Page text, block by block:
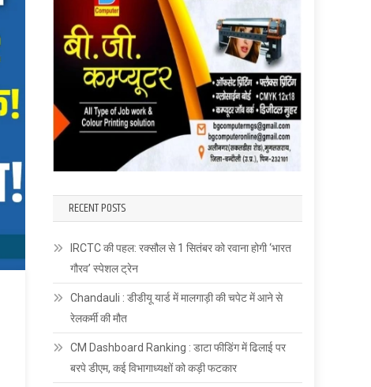
RECENT POSTS
IRCTC की पहल: रक्सौल से 1 सितंबर को रवाना होगी ‘भारत
गौरव’ स्पेशल ट्रेन
Chandauli : डीडीयू यार्ड में मालगाड़ी की चपेट में आने से
रेलकर्मी की मौत
CM Dashboard Ranking : डाटा फीडिंग में ढिलाई पर
बरपे डीएम, कई विभागाध्यक्षों को कड़ी फटकार